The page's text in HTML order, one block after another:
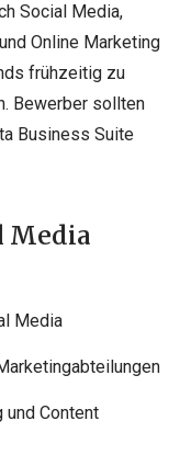
Social Media,
Online Marketing
frühzeitig zu
Bewerber sollten
Business Suite
Media
Media
und Content